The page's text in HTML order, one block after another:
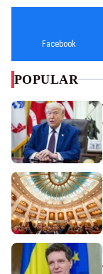
Facebook
POPULAR